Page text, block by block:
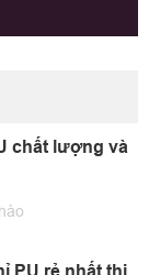
chất lượng và